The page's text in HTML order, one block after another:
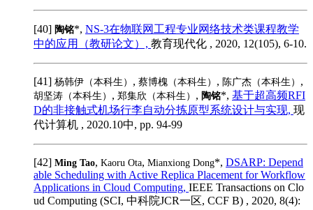
[40] 陶铭*, NS-3在物联网工程专业网络技术类课程教学
中的应用（教研论文）, 教育现代化 , 2020, 12(105), 6-10.
[41] 杨韩伊（本科生） , 蔡博槐（本科生） , 陈广杰（本科生） ,
胡坚涛（本科生） , 郑集欣（本科生） , 陶铭*, 基于超高频RFI
D的非接触式机场行李自动分拣原型系统设计与实现, 现
代计算机 , 2020.10中, pp. 94-99
[42] Ming Tao, Kaoru Ota, Mianxiong Dong*, DSARP: Depend
able Scheduling with Active Replica Placement for Workflow
Applications in Cloud Computing, IEEE Transactions on Clo
ud Computing (SCI, 中科院JCR一区, CCF B) , 2020, 8(4):